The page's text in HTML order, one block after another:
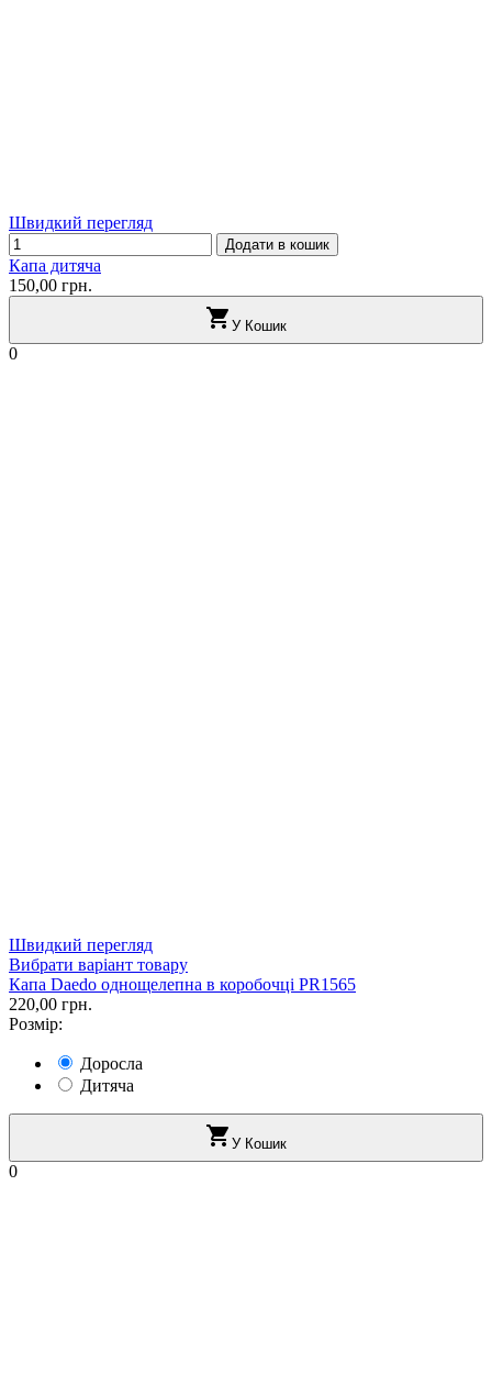
Швидкий перегляд
Додати в кошик
Капа дитяча
150,00 грн.
 У Кошик
0
Швидкий перегляд
Вибрати варіант товару
Капа Daedo однощелепна в коробочці PR1565
220,00 грн.
Розмір:
Доросла
Дитяча
 У Кошик
0